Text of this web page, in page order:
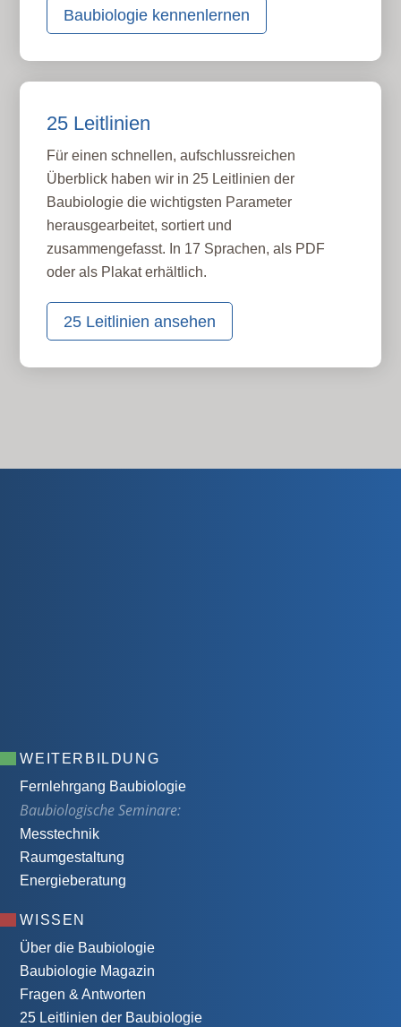
Baubiologie kennenlernen
25 Leitlinien
Für einen schnellen, aufschlussreichen
Überblick haben wir in 25 Leitlinien der
Baubiologie die wichtigsten Parameter
herausgearbeitet, sortiert und
zusammengefasst. In 17 Sprachen, als PDF
oder als Plakat erhältlich.
25 Leitlinien ansehen
WEITERBILDUNG
Fernlehrgang Baubiologie
Baubiologische Seminare:
Messtechnik
Raumgestaltung
Energieberatung
WISSEN
Über die Baubiologie
Baubiologie Magazin
Fragen & Antworten
25 Leitlinien der Baubiologie